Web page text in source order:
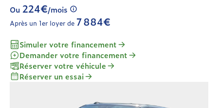
Ou 224€/mois
Après un 1er loyer de 7 884€
Simuler votre financement
Demander votre financement
Réserver votre véhicule
Réserver un essai